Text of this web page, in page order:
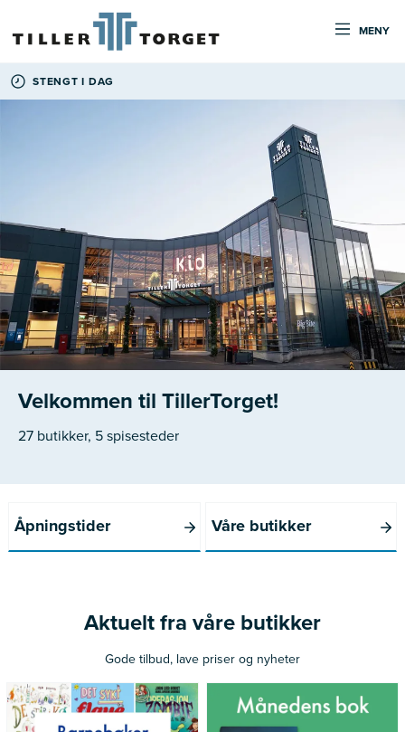
MENY
STENGT I DAG
Velkommen til TillerTorget!
27 butikker, 5 spisesteder
Åpningstider Våre butikker
Aktuelt fra våre butikker
Gode tilbud, lave priser og nyheter
*Gjelder ikke norske bøker
utgitt siste 12 måneder
Gjelder medlemmer av Norli